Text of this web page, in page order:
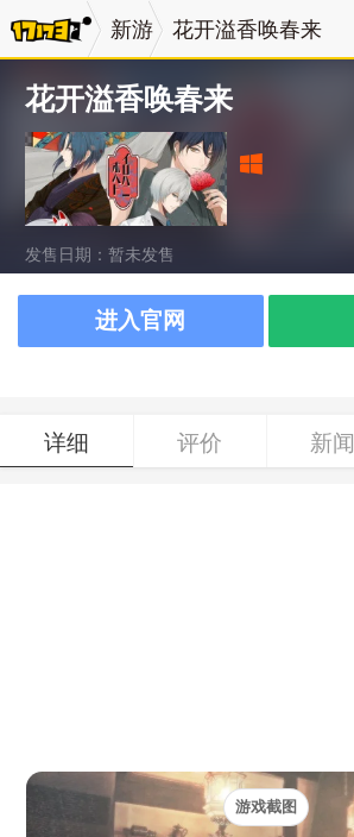
新游 花开溢香唤春来
花开溢香唤春来
发售日期：暂未发售
进入官网
详细 评价 新闻
游戏截图